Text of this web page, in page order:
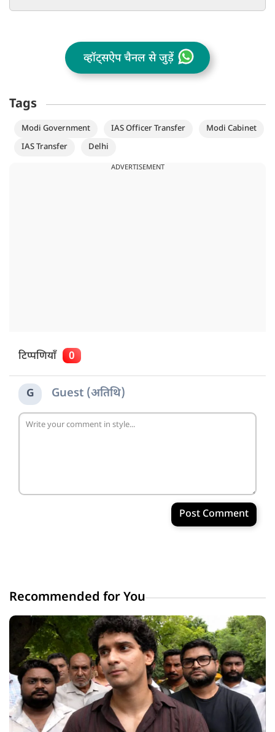
व्हॉट्सऐप चैनल से जुड़ें
Tags
Modi Government IAS Officer Transfer
Modi Cabinet
IAS Transfer
Delhi
ADVERTISEMENT
टिप्पणियाँ 0
G Guest (अतिथि)
Post Comment
Recommended for You